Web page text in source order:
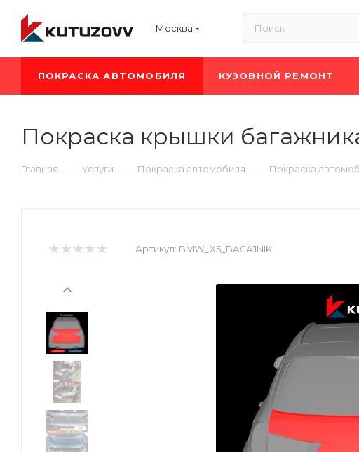
Москва
ПОКРАСКА АВТОМОБИЛЯ КУЗОВНОЙ РЕМОНТ
Покраска крышки
Главная — Услуги — Покраска автомобиля — Покраска
Артикул: BMW_X5_BAGAJNIK